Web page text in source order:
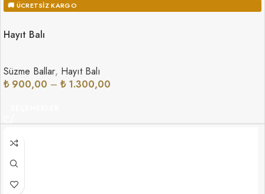
🚚 ÜCRETSIZ KARGO
Hayıt Balı
Süzme Ballar, Hayıt Balı
₺900,00 – ₺1.300,00